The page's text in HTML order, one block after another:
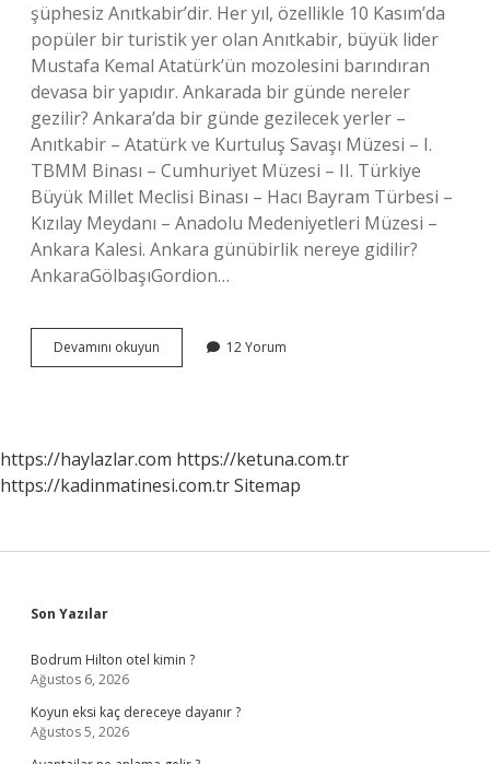
şüphesiz Anıtkabir’dir. Her yıl, özellikle 10 Kasım’da
popüler bir turistik yer olan Anıtkabir, büyük lider
Mustafa Kemal Atatürk’ün mozolesini barındıran
devasa bir yapıdır. Ankarada bir günde nereler
gezilir? Ankara’da bir günde gezilecek yerler –
Anıtkabir – Atatürk ve Kurtuluş Savaşı Müzesi – I.
TBMM Binası – Cumhuriyet Müzesi – II. Türkiye
Büyük Millet Meclisi Binası – Hacı Bayram Türbesi –
Kızılay Meydanı – Anadolu Medeniyetleri Müzesi –
Ankara Kalesi. Ankara günübirlik nereye gidilir?
AnkaraGölbaşıGordion…
Devamını okuyun Ankarada
Neresi
12 Yorum
https://haylazlar.com https://ketuna.com.tr
https://kadinmatinesi.com.trSitemap
Sidebar
Son Yazılar
Bodrum Hilton otel kimin ?
Ağustos 6, 2026
Koyun eksi kaç dereceye dayanır ?
Ağustos 5, 2026